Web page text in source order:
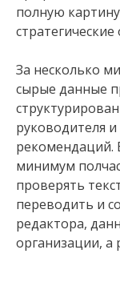
полную
За несколько
сырые данные
руководителя
рекомендаций.
минимум
проверять
переводить и
редактора,
организации, а